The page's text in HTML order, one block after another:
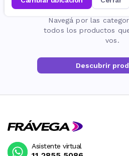
La página no
Navegá por las
todos los productos
vos.
Descubrir
Asistente virtual